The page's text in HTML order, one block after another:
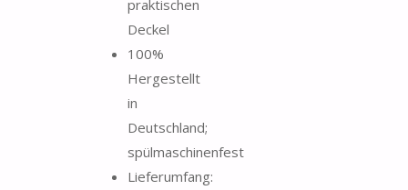
praktischen
Deckel
100%
Hergestellt
in
Deutschland;
spülmaschinenfest
Lieferumfang: